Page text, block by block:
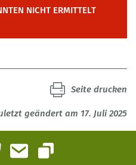
NICHT ERMITTELT
geändert am 17. Juli 2025
Seite drucken
BlueskyE-Mail
Link kopieren